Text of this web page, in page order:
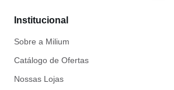
Institucional
Sobre a Milium
Catálogo de Ofertas
Nossas Lojas